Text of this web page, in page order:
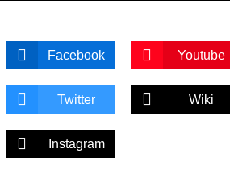
Facebook Youtube
Twitter Wiki
Instagram